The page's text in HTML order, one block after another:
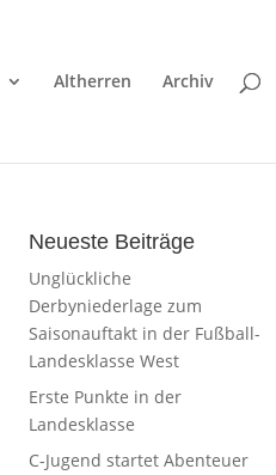
Altherren Archiv
Neueste Beiträge
Unglückliche
Derbyniederlage zum
Saisonauftakt in der Fußball-
Landesklasse West
Erste Punkte in der
Landesklasse
C-Jugend startet Abenteuer